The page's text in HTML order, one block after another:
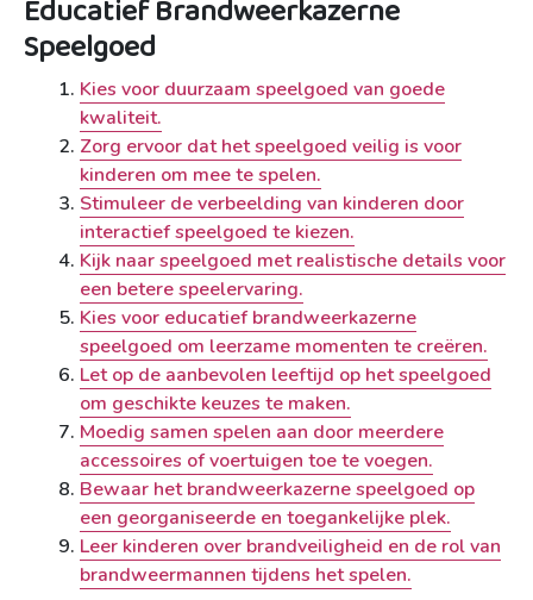
Educatief Brandweerkazerne
Speelgoed
Kies voor duurzaam speelgoed van goede
kwaliteit.
Zorg ervoor dat het speelgoed veilig is voor
kinderen om mee te spelen.
Stimuleer de verbeelding van kinderen door
interactief speelgoed te kiezen.
Kijk naar speelgoed met realistische details voor
een betere speelervaring.
Kies voor educatief brandweerkazerne
speelgoed om leerzame momenten te creëren.
Let op de aanbevolen leeftijd op het speelgoed
om geschikte keuzes te maken.
Moedig samen spelen aan door meerdere
accessoires of voertuigen toe te voegen.
Bewaar het brandweerkazerne speelgoed op
een georganiseerde en toegankelijke plek.
Leer kinderen over brandveiligheid en de rol van
brandweermannen tijdens het spelen.